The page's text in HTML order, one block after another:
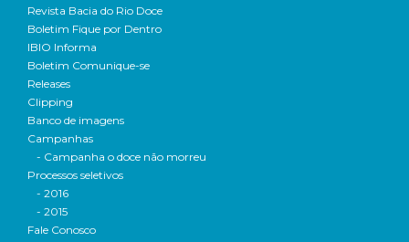
Revista Bacia do Rio Doce
Boletim Fique por Dentro
IBIO Informa
Boletim Comunique-se
Releases
Clipping
Banco de imagens
Campanhas
- Campanha o doce não morreu
Processos seletivos
- 2016
- 2015
Fale Conosco